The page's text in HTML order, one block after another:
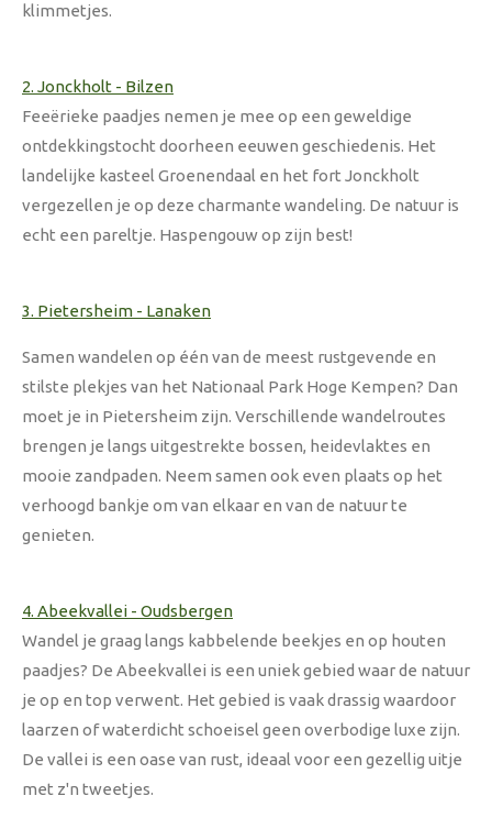
klimmetjes.
2. Jonckholt - Bilzen
Feeërieke paadjes nemen je mee op een geweldige
ontdekkingstocht doorheen eeuwen geschiedenis. Het
landelijke kasteel Groenendaal en het fort Jonckholt
vergezellen je op deze charmante wandeling. De natuur is
echt een pareltje. Haspengouw op zijn best!
3. Pietersheim - Lanaken
Samen wandelen op één van de meest rustgevende en
stilste plekjes van het Nationaal Park Hoge Kempen? Dan
moet je in Pietersheim zijn. Verschillende wandelroutes
brengen je langs uitgestrekte bossen, heidevlaktes en
mooie zandpaden. Neem samen ook even plaats op het
verhoogd bankje om van elkaar en van de natuur te
genieten.
4. Abeekvallei - Oudsbergen
Wandel je graag langs kabbelende beekjes en op houten
paadjes? De Abeekvallei is een uniek gebied waar de natuur
je op en top verwent. Het gebied is vaak drassig waardoor
laarzen of waterdicht schoeisel geen overbodige luxe zijn.
De vallei is een oase van rust, ideaal voor een gezellig uitje
met z'n tweetjes.